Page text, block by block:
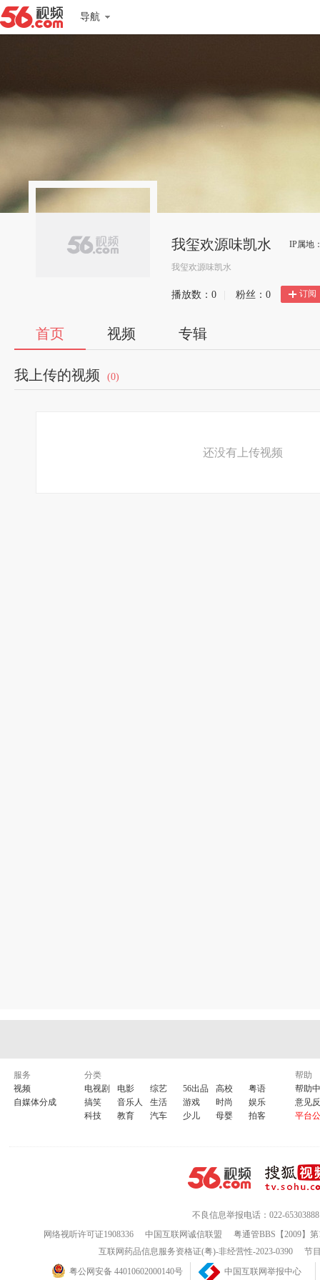
导航
我玺欢源味凯水 IP属地
我玺欢源味凯水
播放数： 0 粉丝： 0 订阅
首页 视频 专辑
我上传的视频 (0)
还没有上传视频
服务
视频
自媒体分成
分类
电视剧
电影 综艺 56出品 高校
粤语
搞笑
音乐人 生活 游戏 时尚
娱乐
科技
教育 汽车 少儿 母婴 拍客
帮助
帮助
意见
平台
不良信息举报电话：022-65303888
网络视听许可证1908336
中国互联网诚信联盟
粤通管BBS【2009】
互联网药品信息服务资格证(粤)-非经营性-2023-0390
节
粤公网安备 44010602000140号
中国互联网举报中心